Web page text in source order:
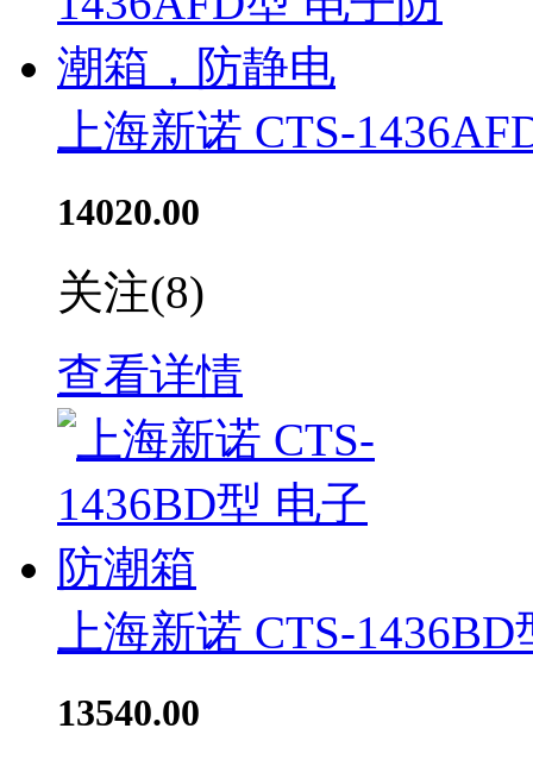
上海新诺 CTS-
14020.00
关注(8)
查看详情
上海新诺 CTS-
13540.00